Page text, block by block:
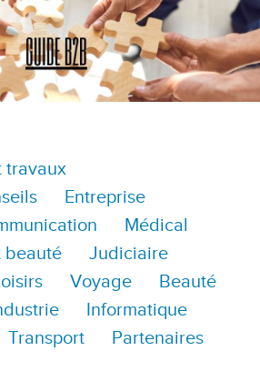
travaux
Entreprise
Médical
beauté
Judiciaire
Voyage
Beauté
Informatique
Transport Partenaires